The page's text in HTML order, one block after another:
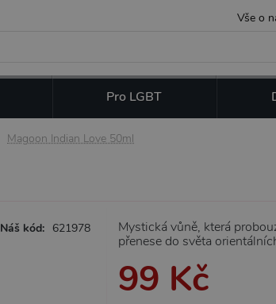
Vše o
Pro LGBT
Magoon Indian Love 50ml
Náš kód: 621978
Mystická vůně, která
přenese do světa
99 Kč